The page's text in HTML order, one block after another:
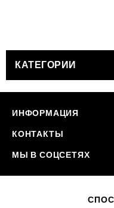
КАТЕГОРИИ
ИНФОРМАЦИЯ
КОНТАКТЫ
МЫ В СОЦСЕТЯХ